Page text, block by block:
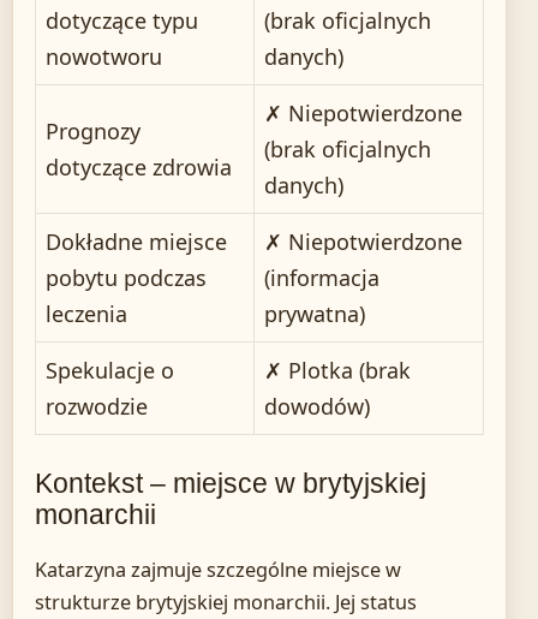
dotyczące typu
nowotworu
(brak oficjalnych
danych)
Prognozy
dotyczące zdrowia
✗ Niepotwierdzone
(brak oficjalnych
danych)
Dokładne miejsce
pobytu podczas
leczenia
✗ Niepotwierdzone
(informacja
prywatna)
Spekulacje o
rozwodzie
✗ Plotka (brak
dowodów)
Kontekst – miejsce w brytyjskiej
monarchii
Katarzyna zajmuje szczególne miejsce w
strukturze brytyjskiej monarchii. Jej status